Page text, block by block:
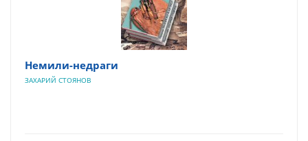
Немили-недраги
ЗАХАРИЙ СТОЯНОВ